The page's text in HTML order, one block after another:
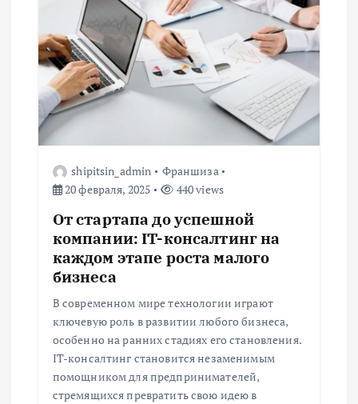
и
я
п
shipitsin_admin
Франшиза
20 февраля, 2025
440 views
От стартапа до успешной
компании: IT-консалтинг на
каждом этапе роста малого
бизнеса
В современном мире технологии играют
ключевую роль в развитии любого бизнеса,
особенно на ранних стадиях его становления.
IT-консалтинг становится незаменимым
помощником для предпринимателей,
стремящихся превратить свою идею в